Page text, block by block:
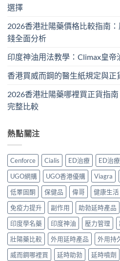
選擇
2026香港壯陽藥價格比較指南
錢全面分析
印度神油用法教學：Climax皇
香港買威而鋼的醫生紙規定與正
2026香港壯陽藥哪裡買正貨指
完整比較
熱點關注
Cenforce Cialis ED治療 ED治
UGO網購
UGO香港優購 Viagra
低睪固酮
保健品 偉哥 健康生活
免疫力提升
副作用 助勃延時產品
印度學名藥
印度神油 壓力管理
壯陽藥比較
外用延時產品 外用持
威而鋼哪裡買
延時助勃 延時噴劑